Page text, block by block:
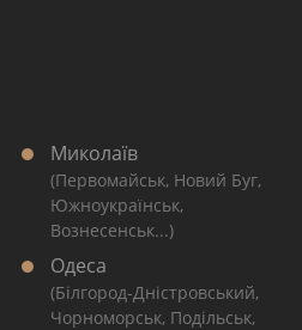
Миколаїв
(Первомайськ, Новий Буг,
Южноукраїнськ,
Вознесенськ...)
Одеса
(Білгород-Дністровський,
Чорноморськ, Подільськ,